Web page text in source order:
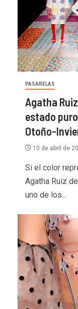
PASARELAS
Agatha
estado
Otoño-
10 de abril de
Si el color
Agatha Ruiz
uno de los...